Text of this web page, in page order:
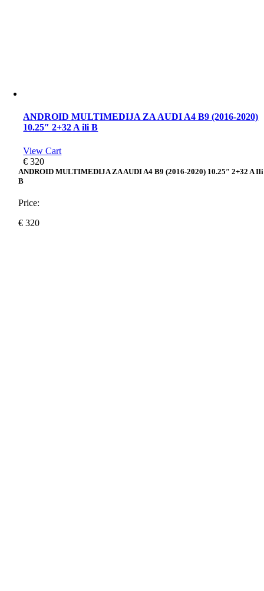
ANDROID MULTIMEDIJA ZA AUDI A4 B9 (2016-2020)
10.25″ 2+32 A ili B
View Cart
€ 320
ANDROID MULTIMEDIJA ZA AUDI A4 B9 (2016-2020) 10.25″ 2+32 A Ili
B
Price:
€ 320